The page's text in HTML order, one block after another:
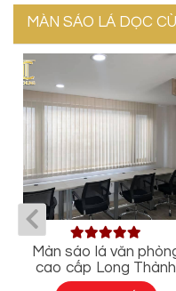
MÀN SÁO LÁ DỌC
Màn sáo lá văn
cao cấp Long Thành